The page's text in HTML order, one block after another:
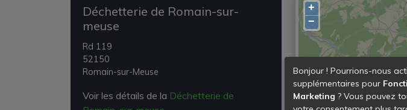
Déchetterie de Romain-sur-
meuse
Rd 119
52150
Romain-sur-Meuse
Voir les détails de la Déchetterie de
+
−
Bonjour ! Pourrions-nous
supplémentaires pour
Marketing ? Vous pouvez